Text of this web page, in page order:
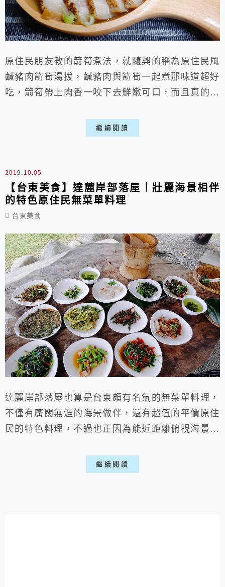
原住民朋友教的箭筍煮法，就隨興的稱為原住民風
鹹豬肉箭筍湯拔，鹹豬肉與箭筍一起煮那味道超好
吃，箭筍帶上肉香一咬下去鮮嫩可口，而且真的太
點一起來趁著箭筍盛產季節做做看喵。 原住民風
鹹豬肉箭筍湯 材料: 水*適量 青蔥*2根 福菜*1
菇*6-8朵 五花肉*1塊 作法步驟: 1.把胡椒、香
葉...
繼續閱讀
2019.10.05
【台東美食】達麓岸部落屋｜壯麗海景相伴
的特色原住民無菜單料理
台東美食
達麓岸部落屋也算是台東頗有名氣的無菜單料理，
不僅有廣闊無涯的海景做伴，還有超值的平價原住
民的特色料理，不過也正因為能近距離俯視海景，
日子就會稍顯悶熱，如果怕熱了話秋冬時節會比較
繼續閱讀